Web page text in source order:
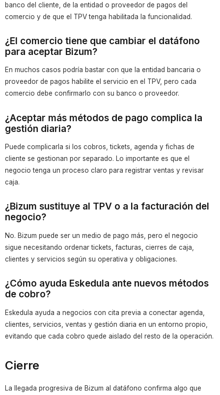
banco del cliente, de la entidad o proveedor de pagos del
comercio y de que el TPV tenga habilitada la funcionalidad.
¿El comercio tiene que cambiar el datáfono
para aceptar Bizum?
En muchos casos podría bastar con que la entidad bancaria o
proveedor de pagos habilite el servicio en el TPV, pero cada
comercio debe confirmarlo con su banco o proveedor.
¿Aceptar más métodos de pago complica la
gestión diaria?
Puede complicarla si los cobros, tickets, agenda y fichas de
cliente se gestionan por separado. Lo importante es que el
negocio tenga un proceso claro para registrar ventas y revisar
caja.
¿Bizum sustituye al TPV o a la facturación del
negocio?
No. Bizum puede ser un medio de pago más, pero el negocio
sigue necesitando ordenar tickets, facturas, cierres de caja,
clientes y servicios según su operativa y obligaciones.
¿Cómo ayuda Eskedula ante nuevos métodos
de cobro?
Eskedula ayuda a negocios con cita previa a conectar agenda,
clientes, servicios, ventas y gestión diaria en un entorno propio,
evitando que cada cobro quede aislado del resto de la operación.
Cierre
La llegada progresiva de Bizum al datáfono confirma algo que